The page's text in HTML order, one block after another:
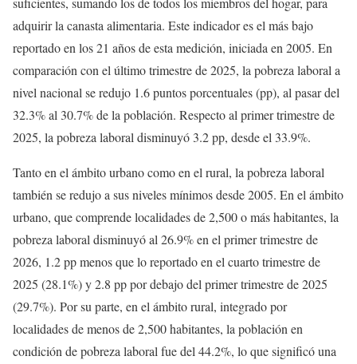
adquirir la canasta alimentaria. Este indicador es el más bajo
reportado en los 21 años de esta medición, iniciada en 2005. En
comparación con el último trimestre de 2025, la pobreza laboral a
nivel nacional se redujo 1.6 puntos porcentuales (pp), al pasar del
32.3% al 30.7% de la población. Respecto al primer trimestre de
2025, la pobreza laboral disminuyó 3.2 pp, desde el 33.9%.
Tanto en el ámbito urbano como en el rural, la pobreza laboral
también se redujo a sus niveles mínimos desde 2005. En el ámbito
urbano, que comprende localidades de 2,500 o más habitantes, la
pobreza laboral disminuyó al 26.9% en el primer trimestre de
2026, 1.2 pp menos que lo reportado en el cuarto trimestre de
2025 (28.1%) y 2.8 pp por debajo del primer trimestre de 2025
(29.7%). Por su parte, en el ámbito rural, integrado por
localidades de menos de 2,500 habitantes, la población en
condición de pobreza laboral fue del 44.2%, lo que significó una